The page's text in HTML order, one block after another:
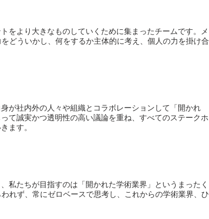
をより大きなものしていくために集まったチームです。メ
どういかし、何をするか主体的に考え、個人の力を掛け合
が社内外の人々や組織とコラボレーションして「開かれ
て誠実かつ透明性の高い議論を重ね、すべてのステークホ
ます。
私たちが目指すのは「開かれた学術業界」というまったく
れず、常にゼロベースで思考し、これからの学術業界、ひ